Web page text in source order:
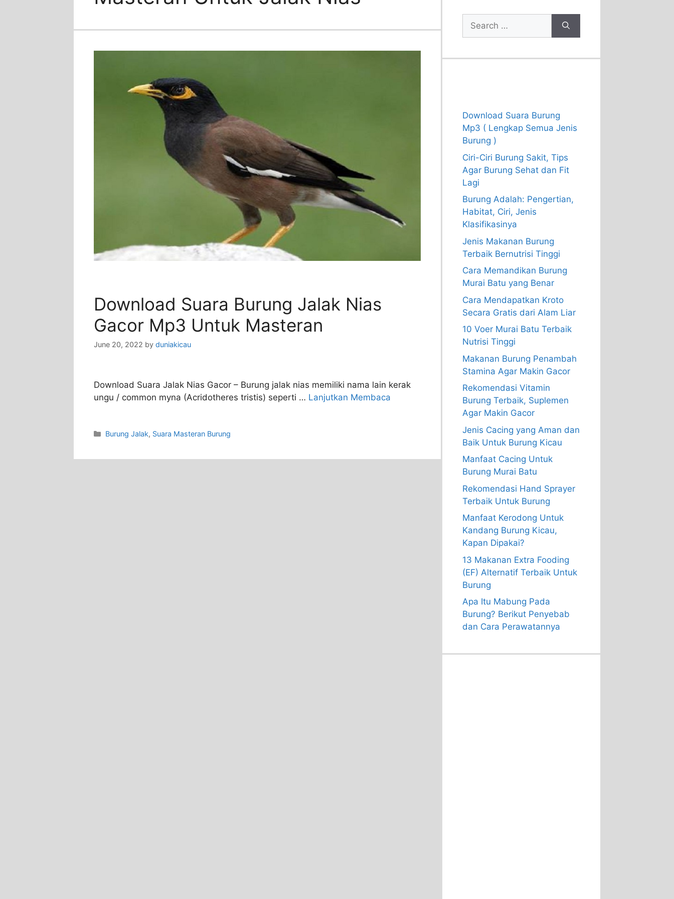
Download Suara Burung Jalak Nias
Gacor Mp3 Untuk Masteran
June 20, 2022 by duniakicau
Download Suara Jalak Nias Gacor – Burung jalak nias memiliki nama lain kerak
ungu / common myna (Acridotheres tristis) seperti … Lanjutkan Membaca
Categories
Burung Jalak, Suara Masteran Burung
Search
for:
Download Suara Burung
Mp3 ( Lengkap Semua Jenis
Burung )
Ciri-Ciri Burung Sakit, Tips
Agar Burung Sehat dan Fit
Lagi
Burung Adalah: Pengertian,
Habitat, Ciri, Jenis
Klasifikasinya
Jenis Makanan Burung
Terbaik Bernutrisi Tinggi
Cara Memandikan Burung
Murai Batu yang Benar
Cara Mendapatkan Kroto
Secara Gratis dari Alam Liar
10 Voer Murai Batu Terbaik
Nutrisi Tinggi
Makanan Burung Penambah
Stamina Agar Makin Gacor
Rekomendasi Vitamin
Burung Terbaik, Suplemen
Agar Makin Gacor
Jenis Cacing yang Aman dan
Baik Untuk Burung Kicau
Manfaat Cacing Untuk
Burung Murai Batu
Rekomendasi Hand Sprayer
Terbaik Untuk Burung
Manfaat Kerodong Untuk
Kandang Burung Kicau,
Kapan Dipakai?
13 Makanan Extra Fooding
(EF) Alternatif Terbaik Untuk
Burung
Apa Itu Mabung Pada
Burung? Berikut Penyebab
dan Cara Perawatannya